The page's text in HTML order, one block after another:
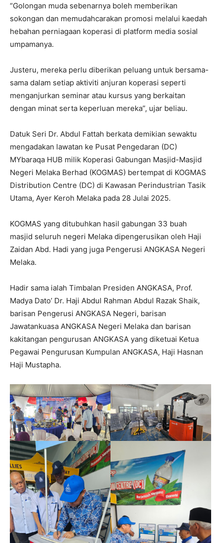
“Golongan muda sebenarnya boleh memberikan
sokongan dan memudahcarakan promosi melalui kaedah
hebahan perniagaan koperasi di platform media sosial
umpamanya.
Justeru, mereka perlu diberikan peluang untuk bersama-
sama dalam setiap aktiviti anjuran koperasi seperti
menganjurkan seminar atau kursus yang berkaitan
dengan minat serta keperluan mereka”, ujar beliau.
Datuk Seri Dr. Abdul Fattah berkata demikian sewaktu
mengadakan lawatan ke Pusat Pengedaran (DC)
MYbaraqa HUB milik Koperasi Gabungan Masjid-Masjid
Negeri Melaka Berhad (KOGMAS) bertempat di KOGMAS
Distribution Centre (DC) di Kawasan Perindustrian Tasik
Utama, Ayer Keroh Melaka pada 28 Julai 2025.
KOGMAS yang ditubuhkan hasil gabungan 33 buah
masjid seluruh negeri Melaka dipengerusikan oleh Haji
Zaidan Abd. Hadi yang juga Pengerusi ANGKASA Negeri
Melaka.
Hadir sama ialah Timbalan Presiden ANGKASA, Prof.
Madya Dato’ Dr. Haji Abdul Rahman Abdul Razak Shaik,
barisan Pengerusi ANGKASA Negeri, barisan
Jawatankuasa ANGKASA Negeri Melaka dan barisan
kakitangan pengurusan ANGKASA yang diketuai Ketua
Pegawai Pengurusan Kumpulan ANGKASA, Haji Hasnan
Haji Mustapha.